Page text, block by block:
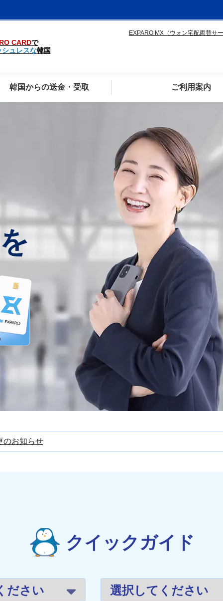
CARDで
シュレスな韓国
EXPARO MX（ウォン宅配両替サー
韓国からの送金・受取 ご利用案内
のお知らせ
クイックガイド